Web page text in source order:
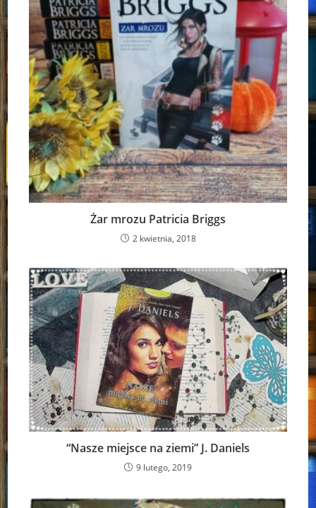
Żar mrozu Patricia Briggs
2 kwietnia, 2018
“Nasze miejsce na ziemi” J. Daniels
9 lutego, 2019